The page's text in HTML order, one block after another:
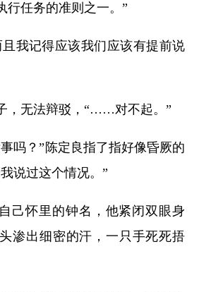
行任务的准则之一。”
我记得应该我们应该有提前说
，无法辩驳，“……对不起。”
吗？”陈定良指了指好像昏厥的
说过这个情况。”
己怀里的钟名，他紧闭双眼身
渗出细密的汗，一只手死死捂